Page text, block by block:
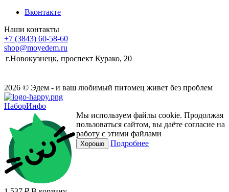
Вконтакте
Наши контакты
+7 (3843) 60-58-60
shop@moyedem.ru
г.Новокузнецк, проспект Курако, 20
2026 © Эдем - и ваш любимый питомец живет без проблем
НаборИнфо
Мы используем файлы cookie. Продолжая
пользоваться сайтом, вы даёте согласие на
работу с этими файлами
Хорошо Подробнее